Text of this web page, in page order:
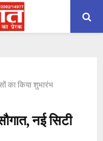
का किया शुभारंभ
नई सिटी